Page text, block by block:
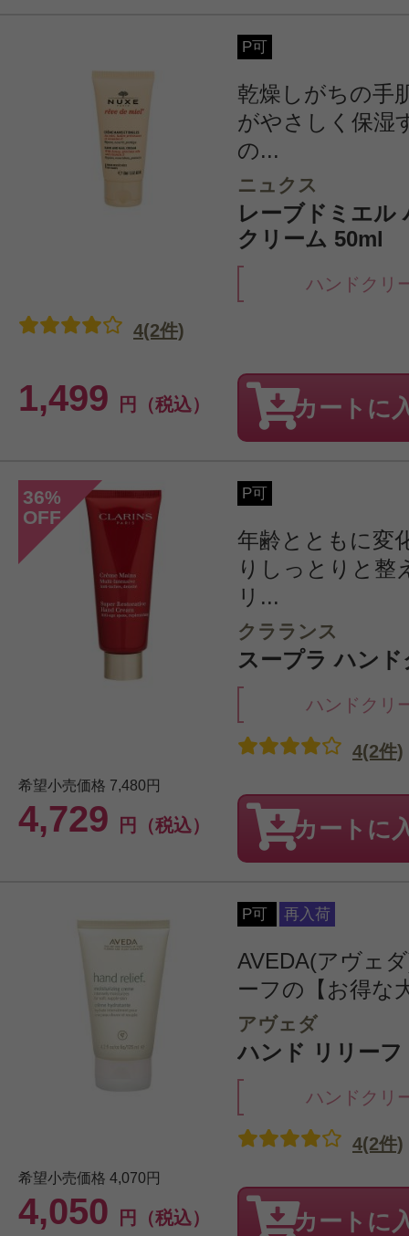
P可
乾燥しがちの手
がやさしく保湿
の...
ニュクス
レーブドミエル
クリーム 50ml
ハンドクリ
1,499 円（税込）
4(2件)
カートに
36%
OFF
P可
年齢とともに変
りしっとりと整
リ...
クラランス
スープラ ハン
ハンドクリ
希望小売価格 7,480円
4,729 円（税込）
4(2件)
カートに
P可 再入荷
AVEDA(アヴェ
ーフの【お得な
アヴェダ
ハンド リリーフ
ハンドクリ
希望小売価格 4,070円
4,050 円（税込）
4(2件)
カートに